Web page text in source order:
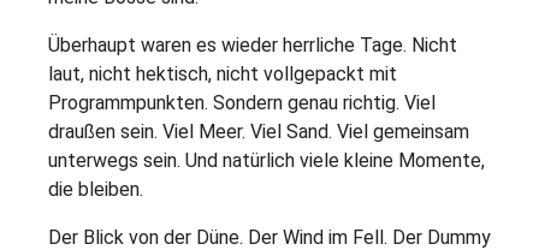
Überhaupt waren es wieder herrliche Tage. Nicht
laut, nicht hektisch, nicht vollgepackt mit
Programmpunkten. Sondern genau richtig. Viel
draußen sein. Viel Meer. Viel Sand. Viel gemeinsam
unterwegs sein. Und natürlich viele kleine Momente,
die bleiben.
Der Blick von der Düne. Der Wind im Fell. Der Dummy